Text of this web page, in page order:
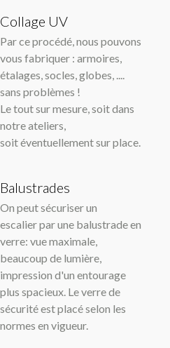
Collage UV
Par ce procédé, nous pouvons
vous fabriquer : armoires,
étalages, socles, globes, ....
sans problèmes !
Le tout sur mesure, soit dans
notre ateliers,
soit éventuellement sur place.
Balustrades
On peut sécuriser un
escalier par une balustrade en
verre: vue maximale,
beaucoup de lumière,
impression d'un entourage
plus spacieux. Le verre de
sécurité est placé selon les
normes en vigueur.